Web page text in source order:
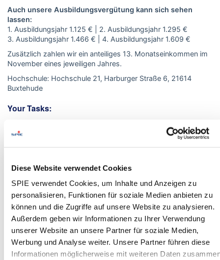
Diese Website verwendet Cookies
SPIE verwendet Cookies, um Inhalte und Anzeigen zu
personalisieren, Funktionen für soziale Medien anbieten zu
können und die Zugriffe auf unsere Website zu analysieren.
Außerdem geben wir Informationen zu Ihrer Verwendung
unserer Website an unsere Partner für soziale Medien,
Werbung und Analyse weiter. Unsere Partner führen diese
Informationen möglicherweise mit weiteren Daten
Auch unsere Ausbildungsvergütung kann sich sehen
lassen:
1. Ausbildungsjahr 1.125 € | 2. Ausbildungsjahr 1.295 €
3. Ausbildungsjahr 1.466 € | 4. Ausbildungsjahr 1.609 €
Zusätzlich zahlen wir ein anteiliges 13. Monatseinkommen im
November eines jeweiligen Jahres.
Hochschule: Hochschule 21, Harburger Straße 6, 21614
Buxtehude
Your Tasks:
Vermittlung fundierter Grundlagen in der
Tragwerkslehre, Baukonstruktion, Elektrotechnik
und Bauphysik
Entwerfen und Bemessen von Anlagen in den
Bereichen Heizung, Lüftung, Klima, Kälte, Sanitär
und Elektro
Tiefergehende Kenntnisse in der
Gebäudeautomation, im Energie- und
Umweltmanagement sowie bei der Nutzung
regenerativer Wärmequellen
Praktische Anwendung von Building Information